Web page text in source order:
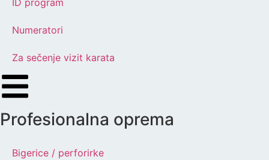
ID program
Numeratori
Za sečenje vizit karata
Profesionalna oprema
Bigerice / perforirke